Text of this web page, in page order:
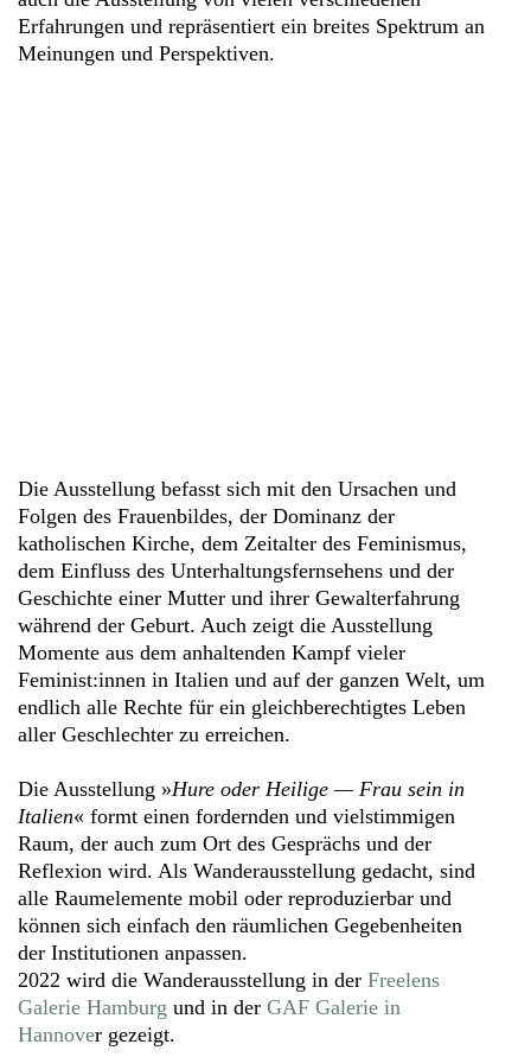
Erfahrungen und repräsentiert ein breites Spektrum an
Meinungen und Perspektiven.
Die Ausstellung befasst sich mit den Ursachen und
Folgen des Frauenbildes, der Dominanz der
katholischen Kirche, dem Zeitalter des Feminismus,
dem Einfluss des Unterhaltungsfernsehens und der
Geschichte einer Mutter und ihrer Gewalterfahrung
während der Geburt. Auch zeigt die Ausstellung
Momente aus dem anhaltenden Kampf vieler
Feminist:innen in Italien und auf der ganzen Welt, um
endlich alle Rechte für ein gleichberechtigtes Leben
aller Geschlechter zu erreichen.
Die Ausstellung »Hure oder Heilige — Frau sein in
Italien« formt einen fordernden und vielstimmigen
Raum, der auch zum Ort des Gesprächs und der
Reflexion wird. Als Wanderausstellung gedacht, sind
alle Raumelemente mobil oder reproduzierbar und
können sich einfach den räumlichen Gegebenheiten
der Institutionen anpassen.
2022 wird die Wanderausstellung in der Freelens
Galerie Hamburg und in der GAF Galerie in
Hannover gezeigt.